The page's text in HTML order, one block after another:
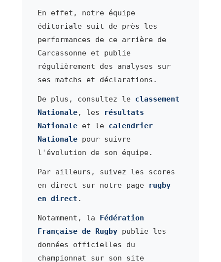
En effet, notre équipe
éditoriale suit de près les
performances de ce arrière de
Carcassonne et publie
régulièrement des analyses sur
ses matchs et déclarations.
De plus, consultez le classement
Nationale, les
résultats
Nationaleet le calendrier
Nationalepour suivre
l'évolution de son équipe.
Par ailleurs, suivez les scores
en direct sur notre page
rugby
en direct .
Notamment, la Fédération
Française de Rugbypublie les
données officielles du
championnat sur son site